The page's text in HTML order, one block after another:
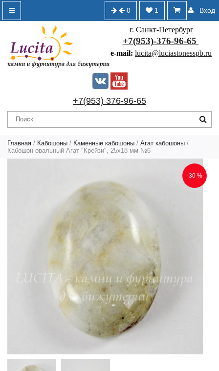
Вход
1
0
г. Санкт-Петербург
+7(953)-376-96-65
e-mail: lucita@luciastonesspb.ru
+7(953) 376-96-65
Главная / Кабошоны / Каменные кабошоны / Агат кабошоны /
Кабошон овальный Агат "Крейзи", 25х18 мм №6
-30 %